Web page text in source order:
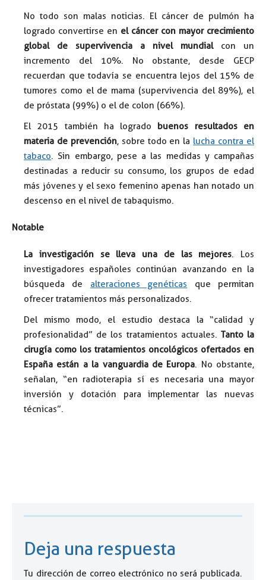
No todo son malas noticias. El cáncer de pulmón ha
logrado convertirse en el cáncer con mayor crecimiento
global de supervivencia a nivel mundialcon un
incremento del 10%. No obstante, desde GECP
recuerdan que todavía se encuentra lejos del 15% de
tumores como el de mama (supervivencia del 89%), el
de próstata (99%) o el de colon (66%).
El 2015 también ha logrado buenos resultados en
materia de prevención, sobre todo en la lucha contra el
tabaco. Sin embargo, pese a las medidas y campañas
destinadas a reducir su consumo, los grupos de edad
más jóvenes y el sexo femenino apenas han notado un
descenso en el nivel de tabaquismo.
Notable
La investigación se lleva una de las mejores. Los
investigadores españoles continúan avanzando en la
búsqueda de alteraciones genéticas que permitan
ofrecer tratamientos más personalizados.
Del mismo modo, el estudio destaca la “calidad y
profesionalidad” de los tratamientos actuales. Tanto la
cirugía como los tratamientos oncológicos ofertados en
España están a la vanguardia de Europa. No obstante,
señalan, “en radioterapia sí es necesaria una mayor
inversión y dotación para implementar las nuevas
técnicas”.
Deja una respuesta
Tu dirección de correo electrónico no será publicada.